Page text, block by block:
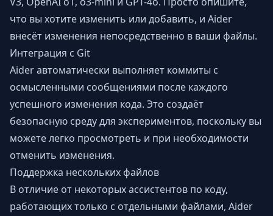
что вы хотите изменить или добавить, и Aider
внесёт изменения непосредственно в ваши файлы.
Интеграция с Git
Aider автоматически выполняет коммиты с
осмысленными сообщениями после каждого
успешного изменения кода. Это создаёт
безопасную среду для экспериментов, поскольку вы
можете легко просмотреть и при необходимости
отменить изменения.
Поддержка нескольких файлов
В отличие от некоторых ассистентов по коду,
работающих только с отдельными файлами, Aider